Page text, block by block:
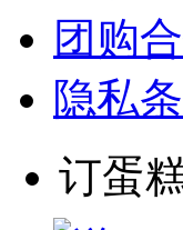
团购
隐私
订蛋